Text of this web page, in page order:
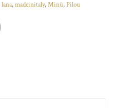
lana,madeinitaly,Minù,Pilou